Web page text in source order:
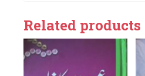
Related products